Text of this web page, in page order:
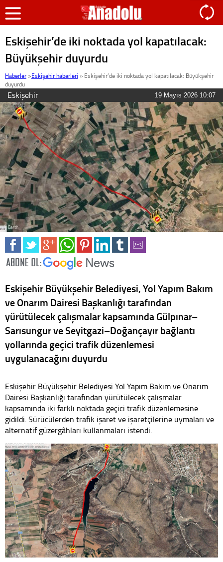
Eskişehir’de iki noktada yol kapatılacak:
Büyükşehir duyurdu
Haberler >Eskişehir haberleri » Eskişehir’de iki noktada yol kapatılacak: Büyükşehir
duyurdu
Eskişehir 19 Mayıs 2026 10:07
Eskişehir Büyükşehir Belediyesi, Yol Yapım Bakım
ve Onarım Dairesi Başkanlığı tarafından
yürütülecek çalışmalar kapsamında Gülpınar–
Sarısungur ve Seyitgazi–Doğançayır bağlantı
yollarında geçici trafik düzenlemesi
uygulanacağını duyurdu
Eskişehir Büyükşehir Belediyesi Yol Yapım Bakım ve Onarım
Dairesi Başkanlığı tarafından yürütülecek çalışmalar
kapsamında iki farklı noktada geçici trafik düzenlemesine
gidildi. Sürücülerden trafik işaret ve işaretçilerine uymaları ve
alternatif güzergâhları kullanmaları istendi.